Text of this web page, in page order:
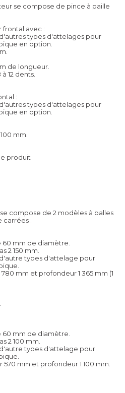
se compose de pince à paille
frontal avec :
types d'attelages pour
en option.
de longueur.
12 dents.
:
types d'attelages pour
en option.
mm.
produit
compose de 2 modèles à balles
carrées :
60 mm de diamètre.
2 150 mm.
types d'attelage pour
mm et profondeur 1 365 mm (1
60 mm de diamètre.
2 100 mm.
types d'attelage pour
mm et profondeur 1 100 mm.